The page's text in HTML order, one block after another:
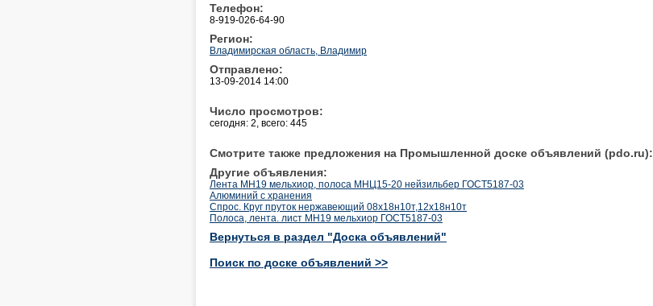
Телефон:
8-919-026-64-90
Регион:
Владимирская область, Владимир
Отправлено:
13-09-2014 14:00
Число просмотров:
сегодня: 2, всего: 445
Смотрите также предложения на Промышленной доске объявлений (pdo.ru):
Другие объявления:
Лента МН19 мельхиор, полоса МНЦ15-20 нейзильбер ГОСТ5187-03
Алюминий с хранения
Спрос. Круг пруток нержавеющий 08х18н10т,12х18н10т
Полоса, лента. лист МН19 мельхиор ГОСТ5187-03
Вернуться в раздел "Доска объявлений"
Поиск по доске объявлений >>